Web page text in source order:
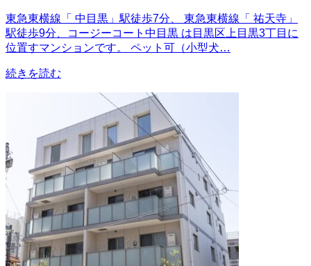
東急東横線「 中目黒」駅徒歩7分、 東急東横線「 祐天寺」
駅徒歩9分、コージーコート中目黒 は目黒区上目黒3丁目に
位置すマンションです。 ペット可（小型犬…
続きを読む